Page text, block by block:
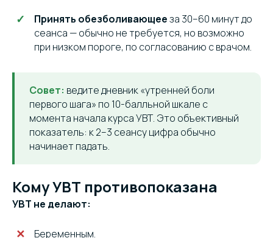
Принять обезболивающееза 30–60 минут до
сеанса — обычно не требуется, но возможно
при низком пороге, по согласованию с врачом.
Совет: ведите дневник «утренней боли
первого шага» по 10-балльной шкале с
момента начала курса УВТ. Это объективный
показатель: к 2–3 сеансу цифра обычно
начинает падать.
Кому УВТ противопоказана
УВТ не делают:
Беременным.